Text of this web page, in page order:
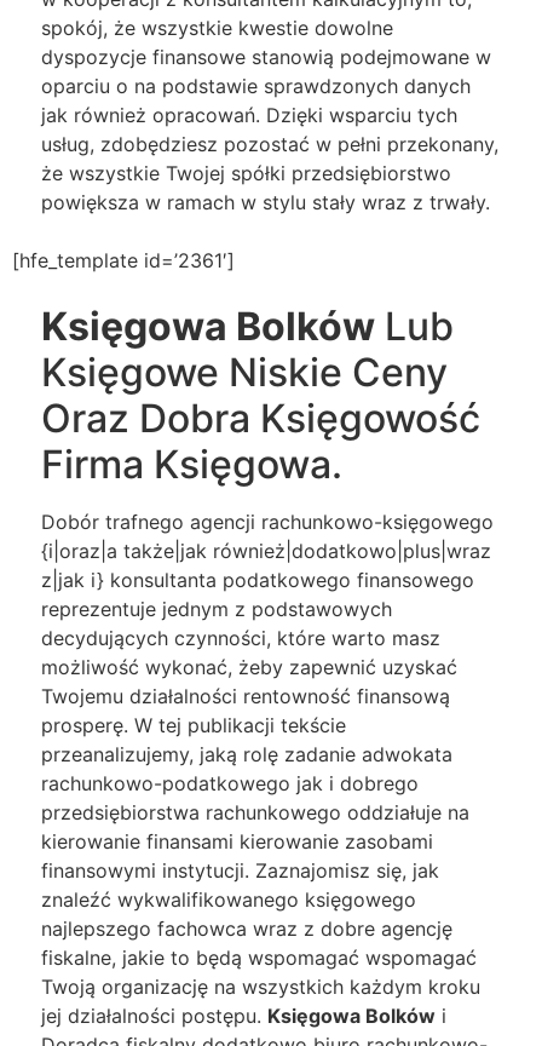
spokój, że wszystkie kwestie dowolne
dyspozycje finansowe stanowią podejmowane w
oparciu o na podstawie sprawdzonych danych
jak również opracowań. Dzięki wsparciu tych
usług, zdobędziesz pozostać w pełni przekonany,
że wszystkie Twojej spółki przedsiębiorstwo
powiększa w ramach w stylu stały wraz z trwały.
[hfe_template id=’2361′]
Księgowa Bolków Lub
Księgowe Niskie Ceny
Oraz Dobra Księgowość
Firma Księgowa.
Dobór trafnego agencji rachunkowo-księgowego
{i|oraz|a także|jak również|dodatkowo|plus|wraz
z|jak i} konsultanta podatkowego finansowego
reprezentuje jednym z podstawowych
decydujących czynności, które warto masz
możliwość wykonać, żeby zapewnić uzyskać
Twojemu działalności rentowność finansową
prosperę. W tej publikacji tekście
przeanalizujemy, jaką rolę zadanie adwokata
rachunkowo-podatkowego jak i dobrego
przedsiębiorstwa rachunkowego oddziałuje na
kierowanie finansami kierowanie zasobami
finansowymi instytucji. Zaznajomisz się, jak
znaleźć wykwalifikowanego księgowego
najlepszego fachowca wraz z dobre agencję
fiskalne, jakie to będą wspomagać wspomagać
Twoją organizację na wszystkich każdym kroku
jej działalności postępu. Księgowa Bolków i